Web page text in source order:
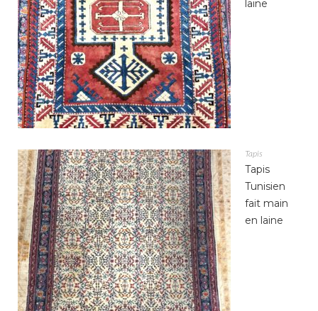
laine
Tapis
Tapis
Tunisien
fait main
en laine